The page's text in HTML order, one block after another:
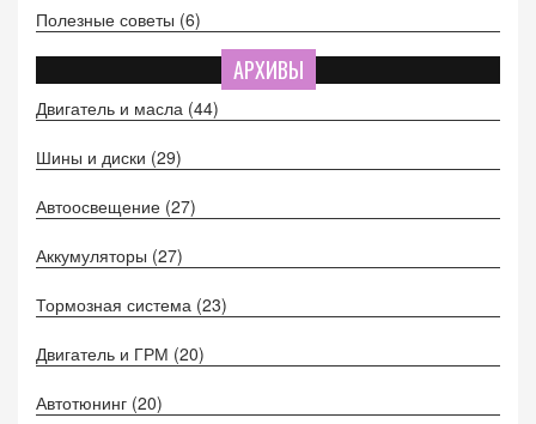
Полезные советы (6)
АРХИВЫ
Двигатель и масла (44)
Шины и диски (29)
Автоосвещение (27)
Аккумуляторы (27)
Тормозная система (23)
Двигатель и ГРМ (20)
Автотюнинг (20)